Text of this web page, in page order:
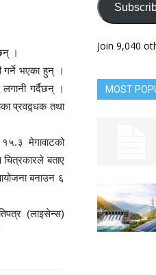
।
गर्ने भएका हुन् ।
गर्दैछन् ।
प्रवद्र्धक तथा
मेगावाटको
बताए
बनाउन ६
(लाइसेन्स)
Join 9,040
MOST